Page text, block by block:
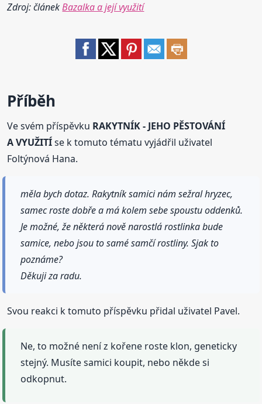
Zdroj: článekBazalka a její využití
Příběh
Ve svém příspěvku RAKYTNÍK - JEHO PĚSTOVÁNÍ
A VYUŽITÍse k tomuto tématu vyjádřil uživatel
Foltýnová Hana.
měla bych dotaz. Rakytník samici nám sežral hryzec,
samec roste dobře a má kolem sebe spoustu oddenků.
Je možné, že některá nově narostlá rostlinka bude
samice, nebo jsou to samé samčí rostliny. Sjak to
poznáme?
Děkuji za radu.
Svou reakci k tomuto příspěvku přidal uživatel Pavel.
Ne, to možné není z kořene roste klon, geneticky
stejný. Musíte samici koupit, nebo někde si
odkopnut.